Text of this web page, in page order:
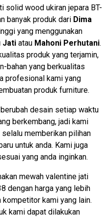
solid wood ukiran jepara BT-
banyak produk dari Dima
yang menggunakan
Jati atau Mahoni Perhutani.
produk yang terjamin,
bahan yang berkualitas
profesional kami yang
produk furniture.
desain setiap waktu
berkembang, jadi kami
memberikan pilihan
untuk anda. Kami juga
yang anda inginkan.
mewah valentine jati
dengan harga yang lebih
kompetitor kami yang lain.
kami dapat dilakukan